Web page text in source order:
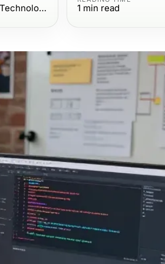
Computers Electronics and Technology 1 min read